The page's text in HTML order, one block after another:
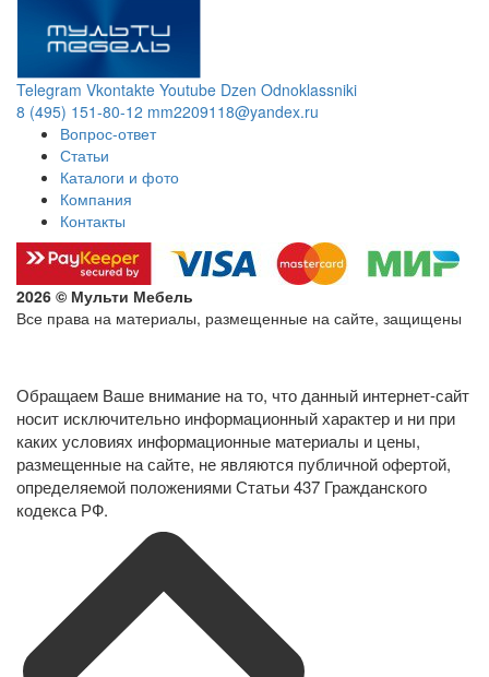
Telegram Vkontakte Youtube Dzen Odnoklassniki
8 (495) 151-80-12 mm2209118@yandex.ru
Вопрос-ответ
Статьи
Каталоги и фото
Компания
Контакты
2026 © Мульти Мебель
Все права на материалы, размещенные на сайте, защищены
Обращаем Ваше внимание на то, что данный интернет-сайт
носит исключительно информационный характер и ни при
каких условиях информационные материалы и цены,
размещенные на сайте, не являются публичной офертой,
определяемой положениями Статьи 437 Гражданского
кодекса РФ.